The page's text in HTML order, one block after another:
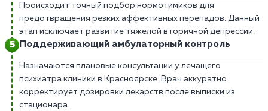
Происходит точный подбор нормотимиков для
предотвращения резких аффективных перепадов. Данный
этап исключает развитие тяжелой вторичной депрессии.
Поддерживающий амбулаторный контроль
Назначаются плановые консультации у лечащего
психиатра клиники в Красноярске. Врач аккуратно
корректирует дозировки лекарств после выписки из
стационара.